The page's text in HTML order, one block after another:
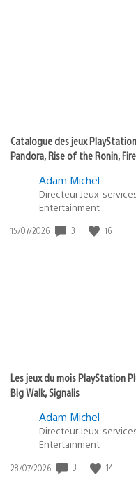
Catalogue des jeux
Pandora, Rise of the Ronin,
Adam Michel
Directeur Jeux-
Entertainment
Date
15/07/2026 3 16
Les jeux du mois PlayStation
Big Walk, Signalis
Adam Michel
Directeur Jeux-
Entertainment
Date
28/07/2026 3 14